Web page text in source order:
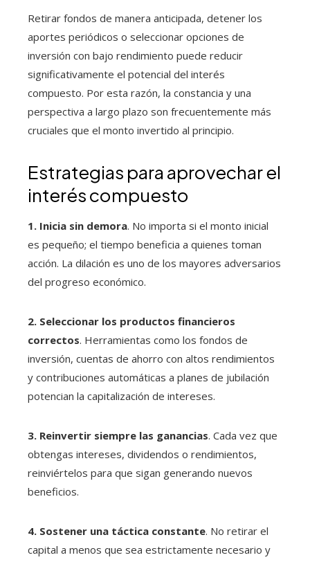
Retirar fondos de manera anticipada, detener los
aportes periódicos o seleccionar opciones de
inversión con bajo rendimiento puede reducir
significativamente el potencial del interés
compuesto. Por esta razón, la constancia y una
perspectiva a largo plazo son frecuentemente más
cruciales que el monto invertido al principio.
Estrategias para aprovechar el
interés compuesto
1. Inicia sin demora. No importa si el monto inicial
es pequeño; el tiempo beneficia a quienes toman
acción. La dilación es uno de los mayores adversarios
del progreso económico.
2. Seleccionar los productos financieros
correctos. Herramientas como los fondos de
inversión, cuentas de ahorro con altos rendimientos
y contribuciones automáticas a planes de jubilación
potencian la capitalización de intereses.
3. Reinvertir siempre las ganancias. Cada vez que
obtengas intereses, dividendos o rendimientos,
reinviértelos para que sigan generando nuevos
beneficios.
4. Sostener una táctica constante. No retirar el
capital a menos que sea estrictamente necesario y